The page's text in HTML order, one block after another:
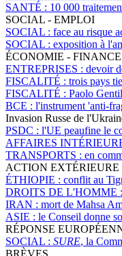
SANTÉ : 10 000
SOCIAL - EMPLOI
SOCIAL : face au risque
SOCIAL : exposition à
ÉCONOMIE -
ENTREPRISES : devoir
FISCALITÉ : trois pays
FISCALITÉ : Paolo
BCE : l'instrument 'anti-
Invasion Russe de
PSDC : l'UE peaufine le
AFFAIRES
TRANSPORTS : en
ACTION EXTÉRIEURE
ÉTHIOPIE : conflit au
DROITS DE L'HOMME :
IRAN : mort de Mahsa
ASIE : le Conseil donne
RÉPONSE
SOCIAL : SURE, la